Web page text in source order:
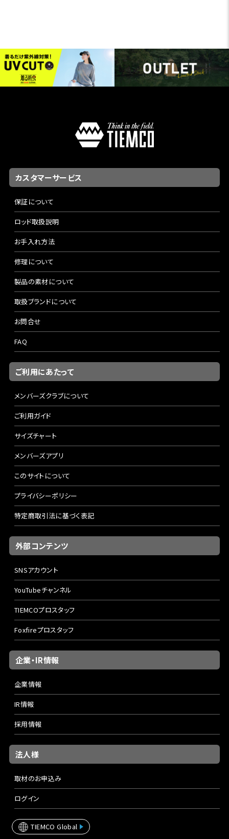
カスタマーサービス
保証について
ロッド取扱説明
お手入れ方法
修理について
製品の素材について
取扱ブランドについて
お問合せ
FAQ
ご利用にあたって
メンバーズクラブについて
ご利用ガイド
サイズチャート
メンバーズアプリ
このサイトについて
プライバシーポリシー
特定商取引法に基づく表記
外部コンテンツ
SNSアカウント
YouTubeチャンネル
TIEMCOプロスタッフ
Foxfireプロスタッフ
企業・IR情報
企業情報
IR情報
採用情報
法人様
取材のお申込み
ログイン
TIEMCO Global